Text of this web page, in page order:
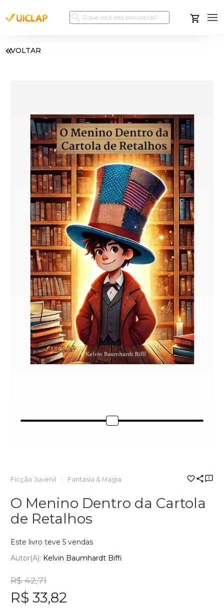
VOLTAR
Ficção Juvenil Fantasia & Magia
O Menino Dentro da Cartola
de Retalhos
Este livro teve 5 vendas
Autor(a): Kelvin Baumhardt Biffi
R$ 42,71
R$ 33,82